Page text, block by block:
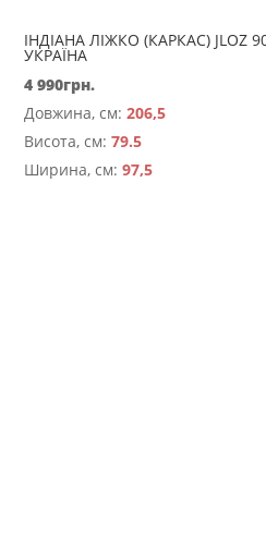
ІНДІАНА ЛІЖКО (КАРКАС)
УКРАЇНА
4 990грн.
Довжина, см:206,5
Висота, см:79.5
Ширина, см:97,5